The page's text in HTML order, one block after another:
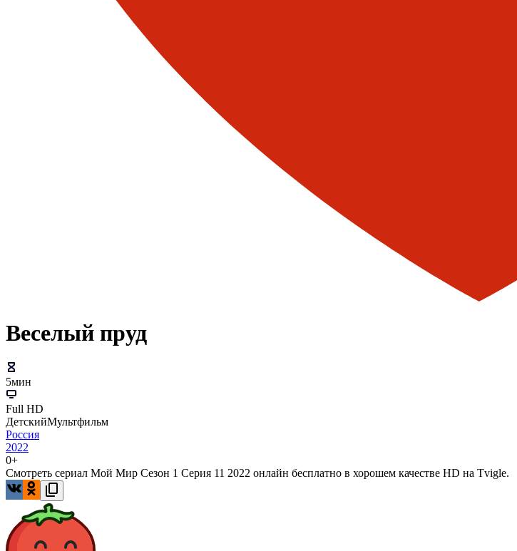
Веселый пруд
5мин
Full HD
ДетскийМультфильм
Россия
2022
0+
Смотреть сериал Мой Мир Сезон 1 Серия 11 2022 онлайн бесплатно в хорошем качестве HD на Tvigle.